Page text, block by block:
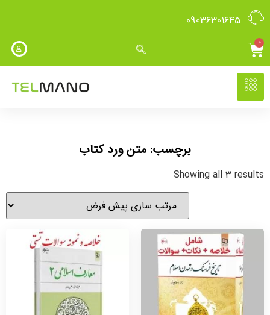
09036301645
0
برچسب: متن ورد کتاب
Showing all 3 results